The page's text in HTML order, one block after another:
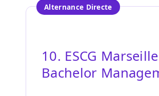
Alternance Directe
10. ESCG
Bachelor